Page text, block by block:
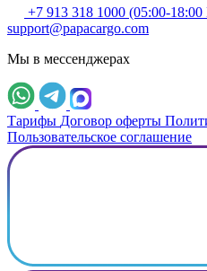
+7 913 318 1000 (05:00-
support@papacargo.com
Мы в мессенджерах
Тарифы Договор оферты
Пользовательское соглашение